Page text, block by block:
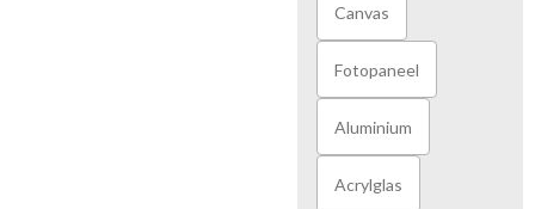
Canvas
Fotopaneel
Aluminium
Acrylglas